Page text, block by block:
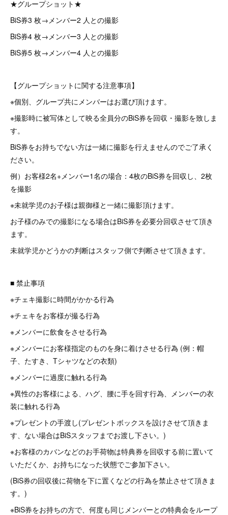
★グループショット★
BiS券3 枚→メンバー2 人との撮影
BiS券4 枚→メンバー3 人との撮影
BiS券5 枚→メンバー4 人との撮影
【グループショットに関する注意事項】
※個別、グループ共にメンバーはお選び頂けます。
※撮影時に被写体として映る全員分のBiS券を回収・撮影を致しま
す。
BiS券をお持ちでない方は一緒に撮影を行えませんのでご了承く
ださい。
例）お客様2名+メンバー1名の場合：4枚のBiS券を回収し、2枚
を撮影
※未就学児のお子様は親御様と一緒に撮影頂けます。
お子様のみでの撮影になる場合はBiS券を必要分回収させて頂き
ます。
未就学児かどうかの判断はスタッフ側で判断させて頂きます。
■ 禁止事項
※チェキ撮影に時間がかかる行為
※チェキをお客様が撮る行為
※メンバーに飲食をさせる行為
※メンバーにお客様指定のものを身に着けさせる行為 (例：帽
子、たすき、Tシャツなどの衣類)
※メンバーに過度に触れる行為
※異性のお客様による、ハグ、腰に手を回す行為、メンバーの衣
装に触れる行為
※プレゼントの手渡し(プレゼントボックスを設けさせて頂きま
す、ない場合はBiSスタッフまでお渡し下さい。)
※お客様のカバンなどのお手荷物は特典券を回収する前に置いて
いただくか、お持ちになった状態でご参加下さい。
(BiS券の回収後に荷物を下に置くなどの行為を禁止させて頂きま
す。)
※BiS券をお持ちの方で、何度も同じメンバーとの特典会をループ